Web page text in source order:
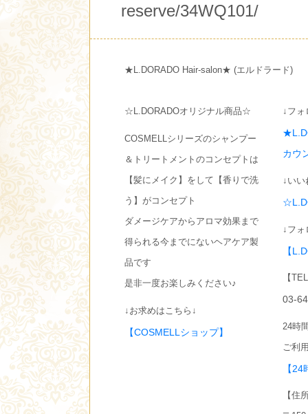
reserve/34WQ101/
★L.DORADO Hair-salon★ (エルドラード)
☆L.DORADOオリジナル商品☆
COSMELLシリーズのシャンプー
＆トリートメントのコンセプトは
【髪にメイク】をして【香りで洗
う】がコンセプト
ダメージケアからアロマ効果まで
得られる今までにないヘアケア製
品です
是非一度お楽しみください♪
↓お求めはこちら↓
【COSMELLショップ】
↓フ
カウ
↓い
↓フ
【
【
03-
24時
ご利
【
【住